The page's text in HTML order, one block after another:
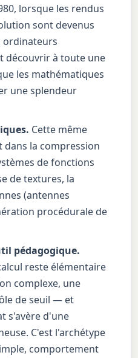
lorsque les rendus
sont devenus
ordinateurs
découvrir à toute une
les mathématiques
une splendeur
Cette même
la compression
de fonctions
de textures, la
(antennes
procédurale de
pédagogique.
reste élémentaire
complexe, une
de seuil — et
s'avère d'une
C'est l'archétype
comportement